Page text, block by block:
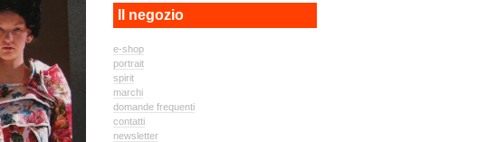
Il negozio
e-shop
portrait
spirit
marchi
domande frequenti
contatti
newsletter